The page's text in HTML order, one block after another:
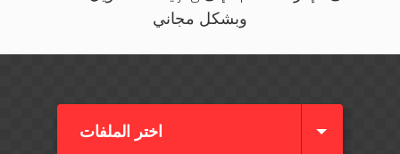
وبشكل مجاني
اختر الملفات